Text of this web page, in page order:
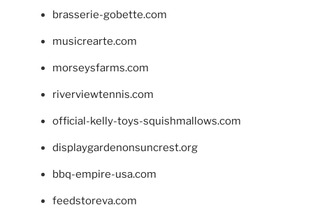
brasserie-gobette.com
musicrearte.com
morseysfarms.com
riverviewtennis.com
official-kelly-toys-squishmallows.com
displaygardenonsuncrest.org
bbq-empire-usa.com
feedstoreva.com